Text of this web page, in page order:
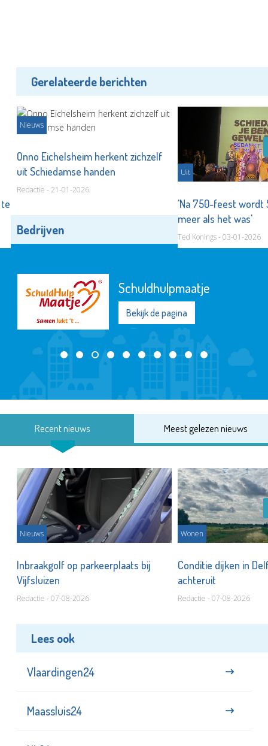
Gerelateerde berichten
Nieuws
Onno Eichelsheim herkent zichzelf
uit Schiedamse handen
Redactie - 21-01-2026
Uit
'Na 750-feest wordt
meer als het was'
Ted Konings - 03-01-2026
Bedrijven
Schuldhulpmaatje
Bekijk de pagina
Recent nieuws Meest gelezen nieuws
Nieuws
Inbraakgolf op parkeerplaats bij
Vijfsluizen
Redactie - 07-08-2026
Wonen
Conditie dijken in
achteruit
Redactie - 07-08-2026
Lees ook
Vlaardingen24
Maassluis24